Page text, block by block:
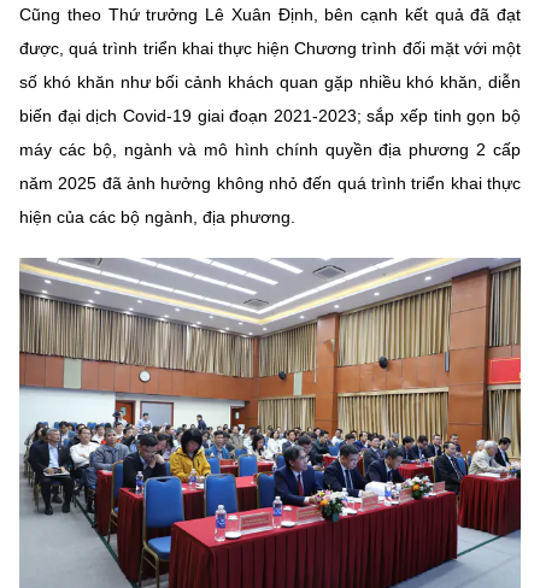
Cũng theo Thứ trưởng Lê Xuân Định, bên cạnh kết quả đã đạt
được, quá trình triển khai thực hiện Chương trình đối mặt với một
số khó khăn như bối cảnh khách quan gặp nhiều khó khăn, diễn
biến đại dịch Covid-19 giai đoạn 2021-2023; sắp xếp tinh gọn bộ
máy các bộ, ngành và mô hình chính quyền địa phương 2 cấp
năm 2025 đã ảnh hưởng không nhỏ đến quá trình triển khai thực
hiện của các bộ ngành, địa phương.